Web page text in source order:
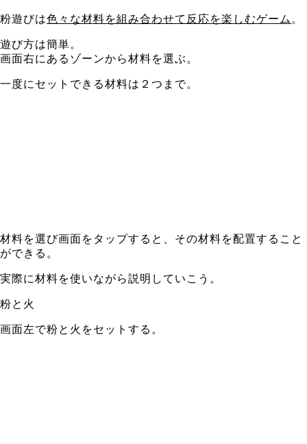
粉遊びは色々な材料を組み合わせて反応を楽しむゲーム 。
遊び方は簡単。
画面右にあるゾーンから材料を選ぶ。
一度にセットできる材料は２つまで。
材料を選び画面をタップすると、その材料を配置すること
ができる。
実際に材料を使いながら説明していこう。
粉と火
画面左で粉と火をセットする。